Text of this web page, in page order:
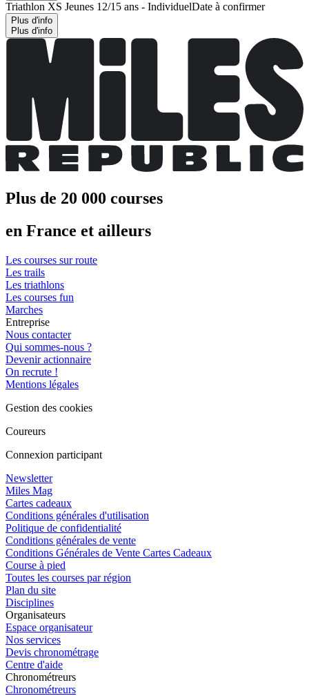
Triathlon XS Jeunes 12/15 ans - IndividuelDate à confirmer
Plus d'info
Plus d'info
Plus de 20 000 courses
en France et ailleurs
Les courses sur route
Les trails
Les triathlons
Les courses fun
Marches
Entreprise
Nous contacter
Qui sommes-nous ?
Devenir actionnaire
On recrute !
Mentions légales
Gestion des cookies
Coureurs
Connexion participant
Newsletter
Miles Mag
Cartes cadeaux
Conditions générales d'utilisation
Politique de confidentialité
Conditions générales de vente
Conditions Générales de Vente Cartes Cadeaux
Course à pied
Toutes les courses par région
Plan du site
Disciplines
Organisateurs
Espace organisateur
Nos services
Devis chronométrage
Centre d'aide
Chronométreurs
Chronométreurs